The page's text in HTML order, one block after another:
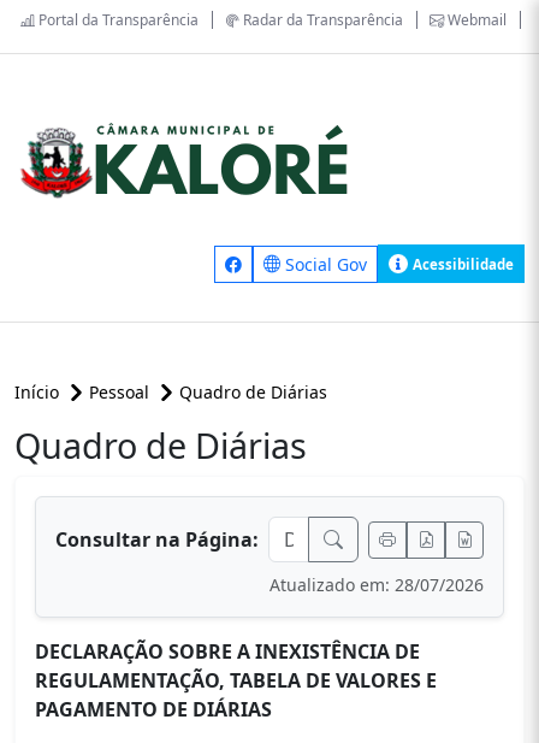
Portal da Transparência Radar da Transparência Webmail
Social Gov Acessibilidade
Início Pessoal Quadro de Diárias
conteúdo principal
Quadro de Diárias
Consultar na Página:
Atualizado em: 28/07/2026
DECLARAÇÃO SOBRE A INEXISTÊNCIA DE
REGULAMENTAÇÃO, TABELA DE VALORES E
PAGAMENTO DE DIÁRIAS